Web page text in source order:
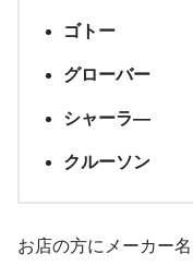
ゴトー
グローバー
シャーラ―
クルーソン
お店の方にメーカー